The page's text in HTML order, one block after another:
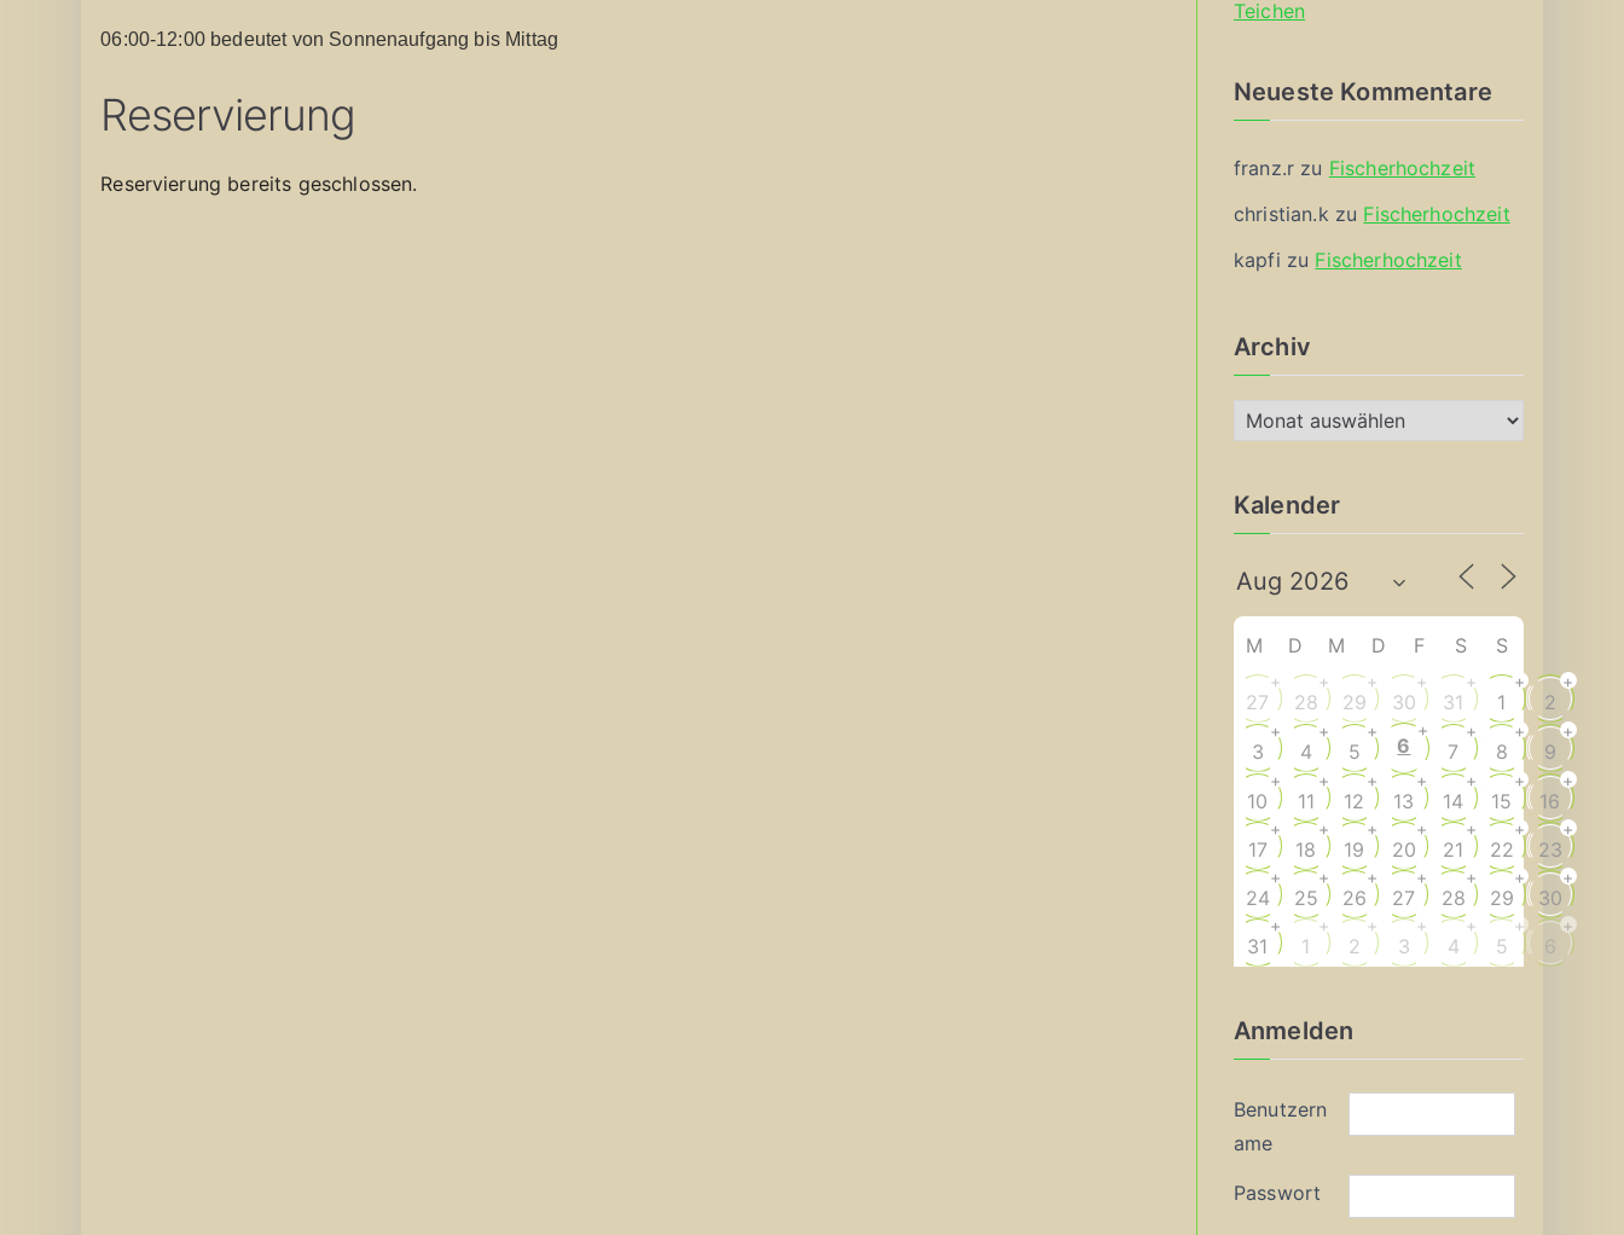
06:00-12:00 bedeutet von Sonnenaufgang bis Mittag
Reservierung
Reservierung bereits geschlossen.
Teichen
Neueste Kommentare
franz.r zu Fischerhochzeit
christian.k zu Fischerhochzeit
kapfi zu Fischerhochzeit
Archiv
r
h
v
Kalender
M D M D F S S
27
+
28
+
29
+
30
+
31
+
1
+
2
+
3
+
4
+
5
+
6
+
7
+
8
+
9
+
10
+
11
+
12
+
13
+
14
+
15
+
16
+
17
+
18
+
19
+
20
+
21
+
22
+
23
+
24
+
25
+
26
+
27
+
28
+
29
+
30
+
31
+
1
+
2
+
3
+
4
+
5
+
6
+
Anmelden
Benutzern
ame
Passwort